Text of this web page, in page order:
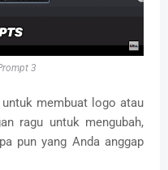
3
membuat logo atau
ragu untuk mengubah,
pun yang Anda anggap